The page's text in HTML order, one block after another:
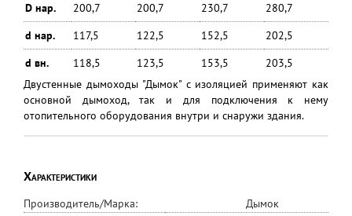
D нар.
200,7 200,7 230,7
280,7
d нар.
117,5 122,5 152,5
202,5
d вн.
118,5 123,5 153,5
203,5
Двустенные дымоходы "Дымок" с изоляцией применяют как
основной дымоход, так и для подключения к нему
отопительного оборудования внутри и снаружи здания.
Характеристики
Производитель/Марка:
Дымок